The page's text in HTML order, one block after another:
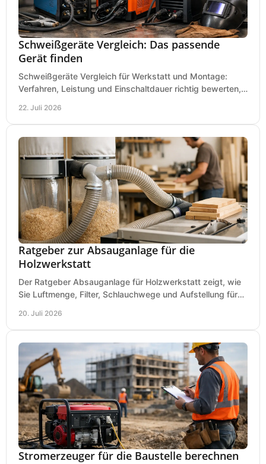
Schweißgeräte Vergleich: Das passende
Gerät finden
Schweißgeräte Vergleich für Werkstatt und Montage:
Verfahren, Leistung und Einschaltdauer richtig bewerten,
22. Juli 2026
Ratgeber zur Absauganlage für die
Holzwerkstatt
Der Ratgeber Absauganlage für Holzwerkstatt zeigt, wie
Sie Luftmenge, Filter, Schlauchwege und Aufstellung für
20. Juli 2026
Stromerzeuger für die Baustelle berechnen